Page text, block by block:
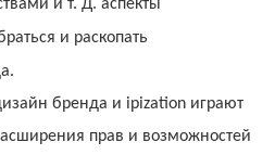
и т. Д. аспекты
и раскопать